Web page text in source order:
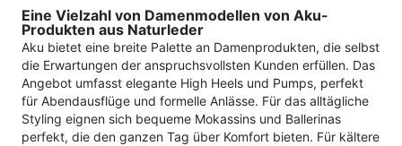
Eine Vielzahl von Damenmodellen von Aku-
Produkten aus Naturleder
Aku bietet eine breite Palette an Damenprodukten, die selbst
die Erwartungen der anspruchsvollsten Kunden erfüllen. Das
Angebot umfasst elegante High Heels und Pumps, perfekt
für Abendausflüge und formelle Anlässe. Für das alltägliche
Styling eignen sich bequeme Mokassins und Ballerinas
perfekt, die den ganzen Tag über Komfort bieten. Für kältere